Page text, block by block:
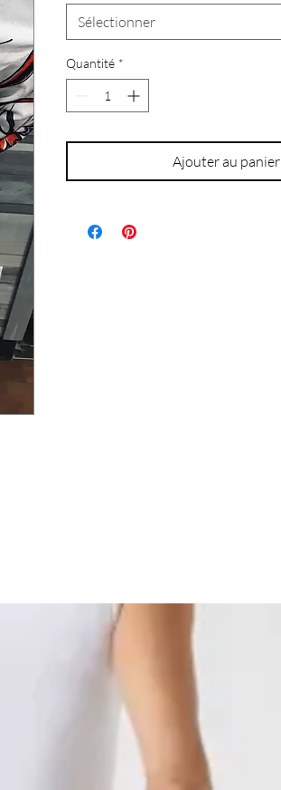
Sélectionner
Quantité *
Ajouter au panier